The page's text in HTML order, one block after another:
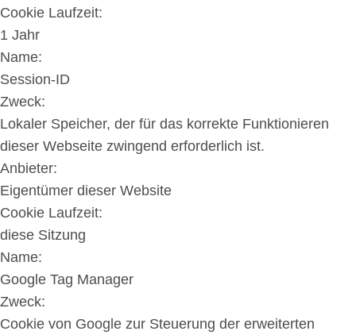
Cookie Laufzeit:
1 Jahr
Name:
Session-ID
Zweck:
Lokaler Speicher, der für das korrekte Funktionieren
dieser Webseite zwingend erforderlich ist.
Anbieter:
Eigentümer dieser Website
Cookie Laufzeit:
diese Sitzung
Name:
Google Tag Manager
Zweck:
Cookie von Google zur Steuerung der erweiterten